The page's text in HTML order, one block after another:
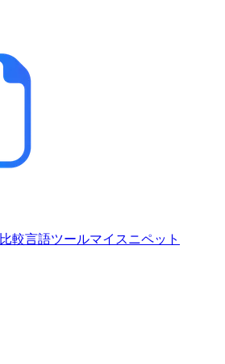
比較言語ツールマイスニペット